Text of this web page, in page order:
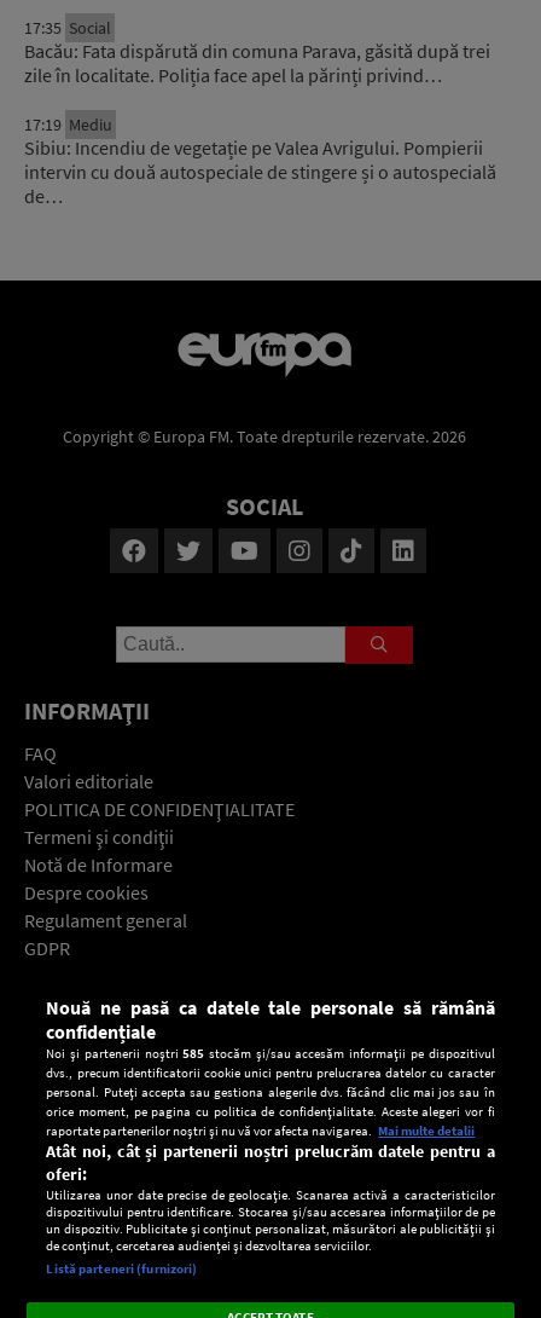
17:35 Social
Bacău: Fata dispărută din comuna Parava, găsită după trei
zile în localitate. Poliția face apel la părinți privind…
17:19 Mediu
Sibiu: Incendiu de vegetație pe Valea Avrigului. Pompierii
intervin cu două autospeciale de stingere și o autospecială
de…
Copyright © Europa FM. Toate drepturile rezervate. 2026
SOCIAL
INFORMAŢII
FAQ
Valori editoriale
POLITICA DE CONFIDENŢIALITATE
Termeni şi condiţii
Notă de Informare
Despre cookies
Regulament general
GDPR
Descarcă gratuit aplicaţia Europa FM pentru smartphone:
Setări:
Dark
Radio live, podcasturi, știri și alerte
Nouă ne pasă ca datele tale personale să rămână
confidențiale
Noi și partenerii noștri585 stocăm și/sau accesăm informații pe dispozitivul
dvs., precum identificatorii cookie unici pentru prelucrarea datelor cu caracter
personal. Puteți accepta sau gestiona alegerile dvs. făcând clic mai jos sau în
orice moment, pe pagina cu politica de confidențialitate. Aceste alegeri vor fi
raportate partenerilor noștri și nu vă vor afecta navigarea. Mai multe detalii
Atât noi, cât și partenerii noștri prelucrăm datele pentru a
oferi:
Utilizarea unor date precise de geolocație. Scanarea activă a caracteristicilor
dispozitivului pentru identificare. Stocarea și/sau accesarea informațiilor de pe
un dispozitiv. Publicitate și conținut personalizat, măsurători ale publicității și
de conținut, cercetarea audienței și dezvoltarea serviciilor.
Listă parteneri (furnizori)